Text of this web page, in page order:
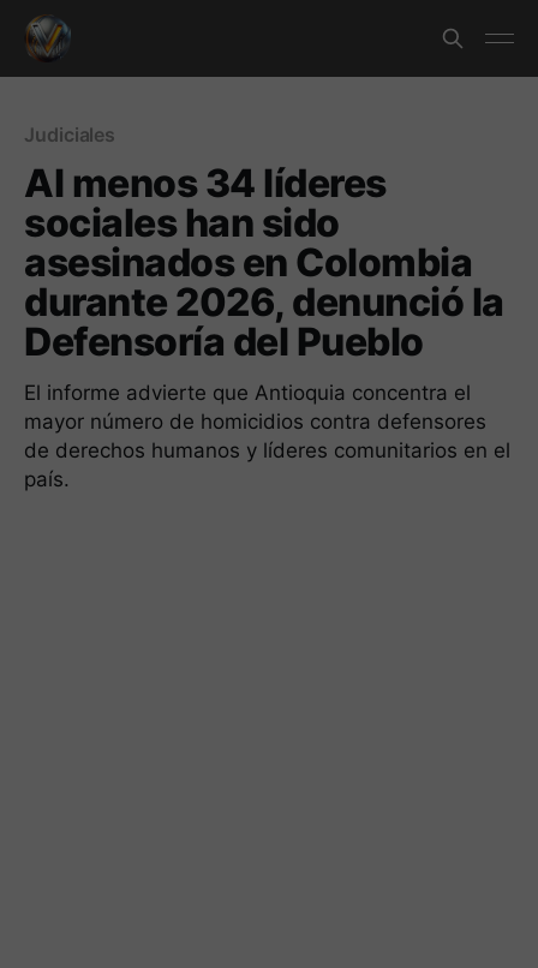
Judiciales
Al menos 34 líderes
sociales han sido
asesinados en Colombia
durante 2026, denunció la
Defensoría del Pueblo
El informe advierte que Antioquia concentra el
mayor número de homicidios contra defensores
de derechos humanos y líderes comunitarios en el
país.